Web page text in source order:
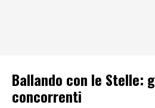
Ballando con le Stelle:
concorrenti